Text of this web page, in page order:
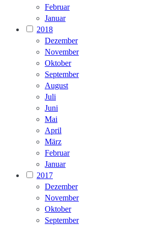
Februar
Januar
2018
Dezember
November
Oktober
September
August
Juli
Juni
Mai
April
März
Februar
Januar
2017
Dezember
November
Oktober
September